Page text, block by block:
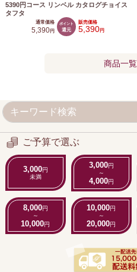
5390円コース リンベル カタログチョイス
タフタ
通常価格
5,390円
販売価格
5,390円
ポイント
還元
商品一
ご予算で選ぶ
3,000円
未満
3,000円
～
4,000円
8,000円
～
10,000円
10,000円
～
20,000円